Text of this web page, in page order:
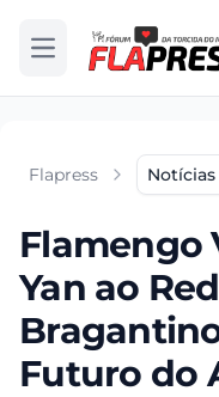
Abrir menu
Flapress
Flamengo
Yan ao
Futuro do